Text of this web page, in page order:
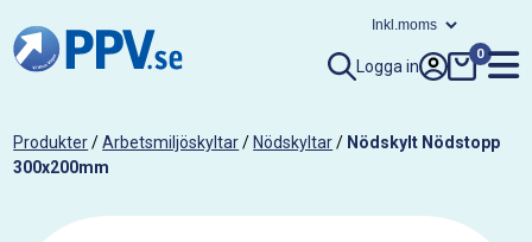
Logga in
0
Produkter/Arbetsmiljöskyltar/ Nödskyltar/ Nödskylt Nödstopp
300x200mm